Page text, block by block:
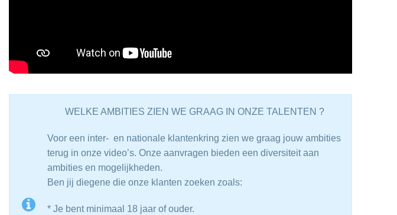
WELKE AMBITIES ZIEN WE GRAAG IN ONZE TALENTEN ?
Voor een inter- en nationale klantenkring zien we graag jouw ambities
terug in onze video’s. Onze aanvragen bieden een diversiteit aan
ambities en mogelijkheden.
Ben jij diegene die onze klanten zoeken zoals:
* Je bent minimaal 18 jaar of ouder.